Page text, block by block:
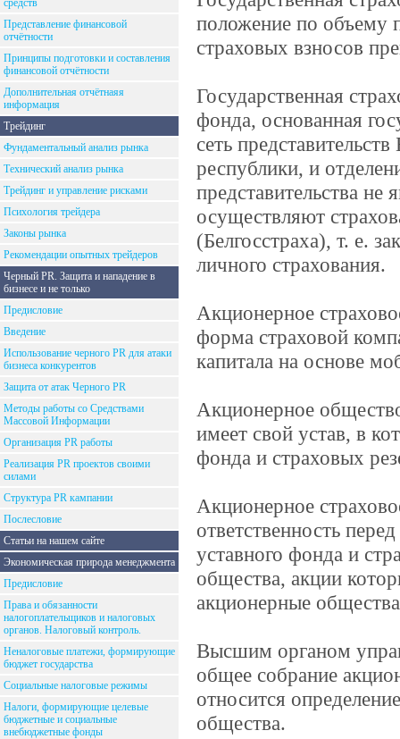
средств
Представление финансовой
отчётности
Принципы подготовки и составления
финансовой отчётности
Дополнительная отчётнаяя
информация
Трейдинг
Фундаментальный анализ рынка
Технический анализ рынка
Трейдинг и управление рисками
Психология трейдера
Законы рынка
Рекомендации опытных трейдеров
Черный PR. Защита и нападение в
бизнесе и не только
Предисловие
Введение
Использование черного PR для атаки
бизнеса конкурентов
Защита от атак Черного PR
Методы работы со Средствами
Массовой Информации
Организация PR работы
Реализация PR проектов своими
силами
Структура PR кампании
Послесловие
Статьи на нашем сайте
Экономическая природа менеджмента
Предисловие
Права и обязанности
налогоплательщиков и налоговых
органов. Налоговый контроль.
Неналоговые платежи, формирующие
бюджет государства
Социальные налоговые режимы
Налоги, формирующие целевые
бюджетные и социальные
внебюджетные фонды
положение по объему
страховых взносов
Государственная
фонда, основанная
сеть
республики, и
представительства
осуществляют
(Белгосстраха), т. е.
личного страхования.
Акционерное
форма страховой
капитала на основе
Акционерное
имеет свой устав, в
фонда и страховых
Акционерное
ответственность
уставного фонда и
общества, акции
акционерные
Высшим органом
общее собрание
относится
общества.